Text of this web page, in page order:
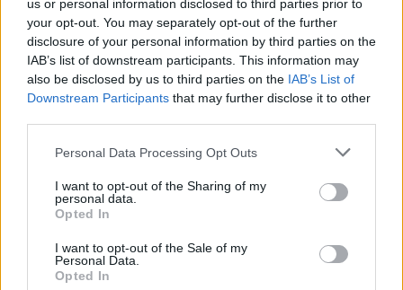
us or personal information disclosed to third parties prior to
your opt-out. You may separately opt-out of the further
disclosure of your personal information by third parties on the
IAB’s list of downstream participants. This information may
also be disclosed by us to third parties on the IAB’s List of
Downstream Participants that may further disclose it to other
Personal Data Processing Opt Outs
I want to opt-out of the Sharing of my
personal data.
Opted In
I want to opt-out of the Sale of my
Personal Data.
Opted In
L’Ajuntament de Tortosa amplia el
termini de les obres de l’aparcament
dels terrenys de Renfe per les altes
temperatures
7 d'agost de 2026
Amposta recupera les Cases del Castell
i culmina un projecte estratègic que
vincula patrimoni, turisme i
Els vestits de paper guanyen força